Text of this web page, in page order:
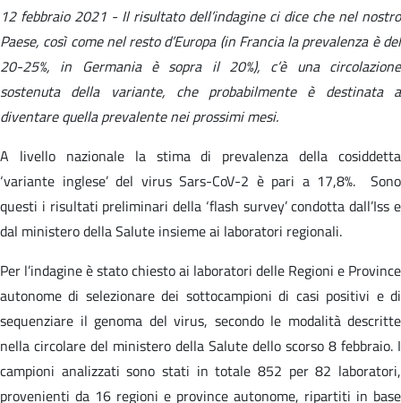
12 febbraio 2021 - Il risultato dell’indagine ci dice che nel nostro
Paese, così come nel resto d’Europa (in Francia la prevalenza è del
20-25%, in Germania è sopra il 20%), c’è una circolazione
sostenuta della variante, che probabilmente è destinata a
diventare quella prevalente nei prossimi mesi.
A livello nazionale la stima di prevalenza della cosiddetta
‘variante inglese’ del virus Sars-CoV-2 è pari a 17,8%. Sono
questi i risultati preliminari della ‘flash survey’ condotta dall’Iss e
dal ministero della Salute insieme ai laboratori regionali.
Per l’indagine è stato chiesto ai laboratori delle Regioni e Province
autonome di selezionare dei sottocampioni di casi positivi e di
sequenziare il genoma del virus, secondo le modalità descritte
nella circolare del ministero della Salute dello scorso 8 febbraio. I
campioni analizzati sono stati in totale 852 per 82 laboratori,
provenienti da 16 regioni e province autonome, ripartiti in base